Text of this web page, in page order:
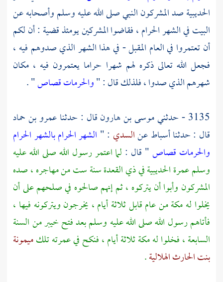
الحديبيةصد المشركون النبي صلى الله عليه وسلم وأصحابه عن
البيت في الشهر الحرام ، فقاضوا المشركين يومئذ قضية : أن لكم
أن تعتمروا في العام المقبل - في هذا الشهر الذي صدوهم فيه ،
فجعل الله تعالى ذكره لهم شهرا حراما يعتمرون فيه ، مكان
شهرهم الذي صدوا ، فلذلك قال : "والحرمات قصاص" .
3135 - حدثني
موسى بن هارونقال : حدثناعمرو بن حماد
قال : حدثناأسباطعنالسدي : " الشهر الحرام بالشهر الحرام
والحرمات قصاص" قال : لما اعتمر رسول الله صلى الله عليه
وسلم عمرة الحديبية في ذي القعدة سنة ست من مهاجره ، صده
المشركون وأبوا أن يتركوه ، ثم إنهم صالحوه في صلحهم على أن
يخلوا لهمكةمن عام قابل ثلاثة أيام ، يخرجون ويتركونه فيها ،
فأتاهم رسول الله صلى الله عليه وسلم بعد فتحخيبرمن السنة
السابعة ، فخلوا لهمكةثلاثة أيام ، فنكح في عمرته تلكميمونة
بنت الحارث الهلالية.